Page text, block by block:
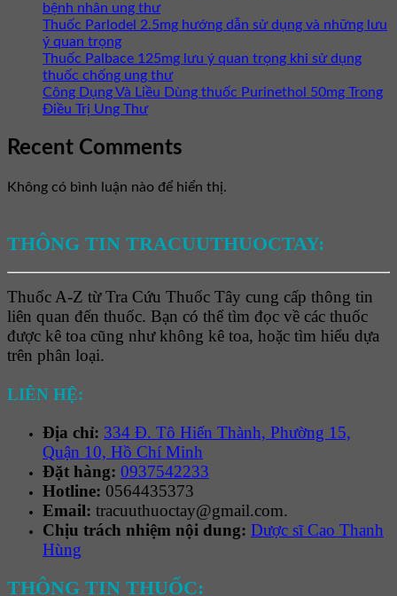
bệnh nhân ung thư
Thuốc Parlodel 2.5mg hướng dẫn sử dụng và những lưu
ý quan trọng
Thuốc Palbace 125mg lưu ý quan trọng khi sử dụng
thuốc chống ung thư
Công Dụng Và Liều Dùng thuốc Purinethol 50mg Trong
Điều Trị Ung Thư
Recent Comments
Không có bình luận nào để hiển thị.
THÔNG TIN TRACUUTHUOCTAY:
Thuốc A-Z từ Tra Cứu Thuốc Tây cung cấp thông tin
liên quan đến thuốc. Bạn có thể tìm đọc về các thuốc
được kê toa cũng như không kê toa, hoặc tìm hiểu dựa
trên phân loại.
LIÊN HỆ:
Địa chỉ: 334 Đ. Tô Hiến Thành, Phường 15,
Quận 10, Hồ Chí Minh
Đặt hàng: 0937542233
Hotline: 0564435373
Email: tracuuthuoctay@gmail.com.
Chịu trách nhiệm nội dung: Dược sĩ Cao Thanh
Hùng
THÔNG TIN THUỐC: